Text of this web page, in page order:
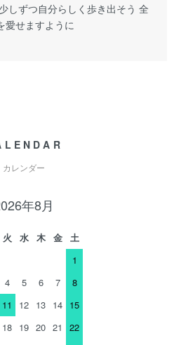
しずつ自分らしく歩き出そう 全
愛せますように
カレンダー
年8月
火 水 木 金
土
1
4 5 6 7
8
11 12 13 14 15
18 19 20 21
22